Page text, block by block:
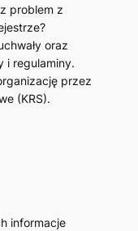
problem z
oraz
i regulaminy.
przez
(KRS).
informacje